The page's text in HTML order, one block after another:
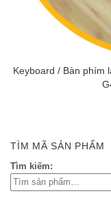
Keyboard / Bàn phím
TÌM MÃ SẢN PHẨM
Tìm kiếm: